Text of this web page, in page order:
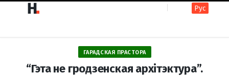
Рус
ГАРАДСКАЯ ПРАСТОРА
“Гэта не гродзенская архітэктура”.